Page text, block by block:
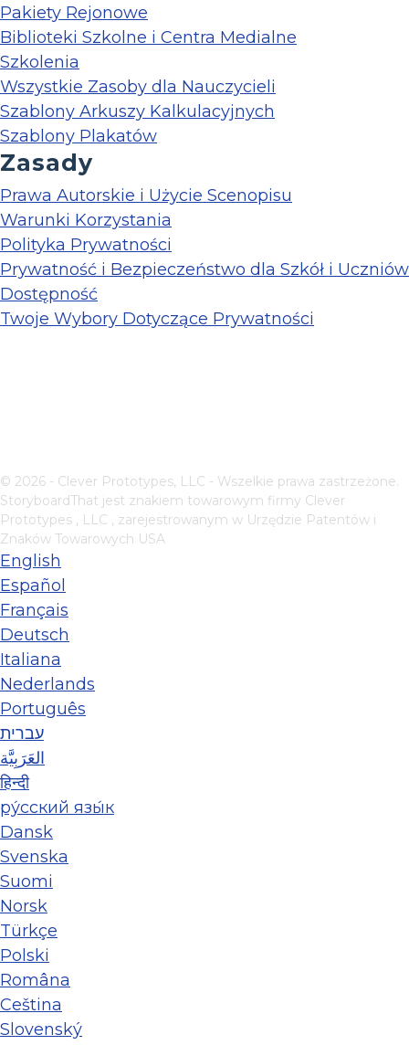
Pakiety Rejonowe
Biblioteki Szkolne i Centra Medialne
Szkolenia
Wszystkie Zasoby dla Nauczycieli
Szablony Arkuszy Kalkulacyjnych
Szablony Plakatów
Zasady
Prawa Autorskie i Użycie Scenopisu
Warunki Korzystania
Polityka Prywatności
Prywatność i Bezpieczeństwo dla Szkół i Uczniów
Dostępność
Twoje Wybory Dotyczące Prywatności
© 2026 - Clever Prototypes, LLC - Wszelkie prawa zastrzeżone.
StoryboardThat jest znakiem towarowym firmy Clever
Prototypes , LLC , zarejestrowanym w Urzędzie Patentów i
Znaków Towarowych USA
English
Español
Français
Deutsch
Italiana
Nederlands
Português
עברית
العَرَبِيَّة
हिन्दी
ру́сский язы́к
Dansk
Svenska
Suomi
Norsk
Türkçe
Polski
Româna
Ceština
Slovenský